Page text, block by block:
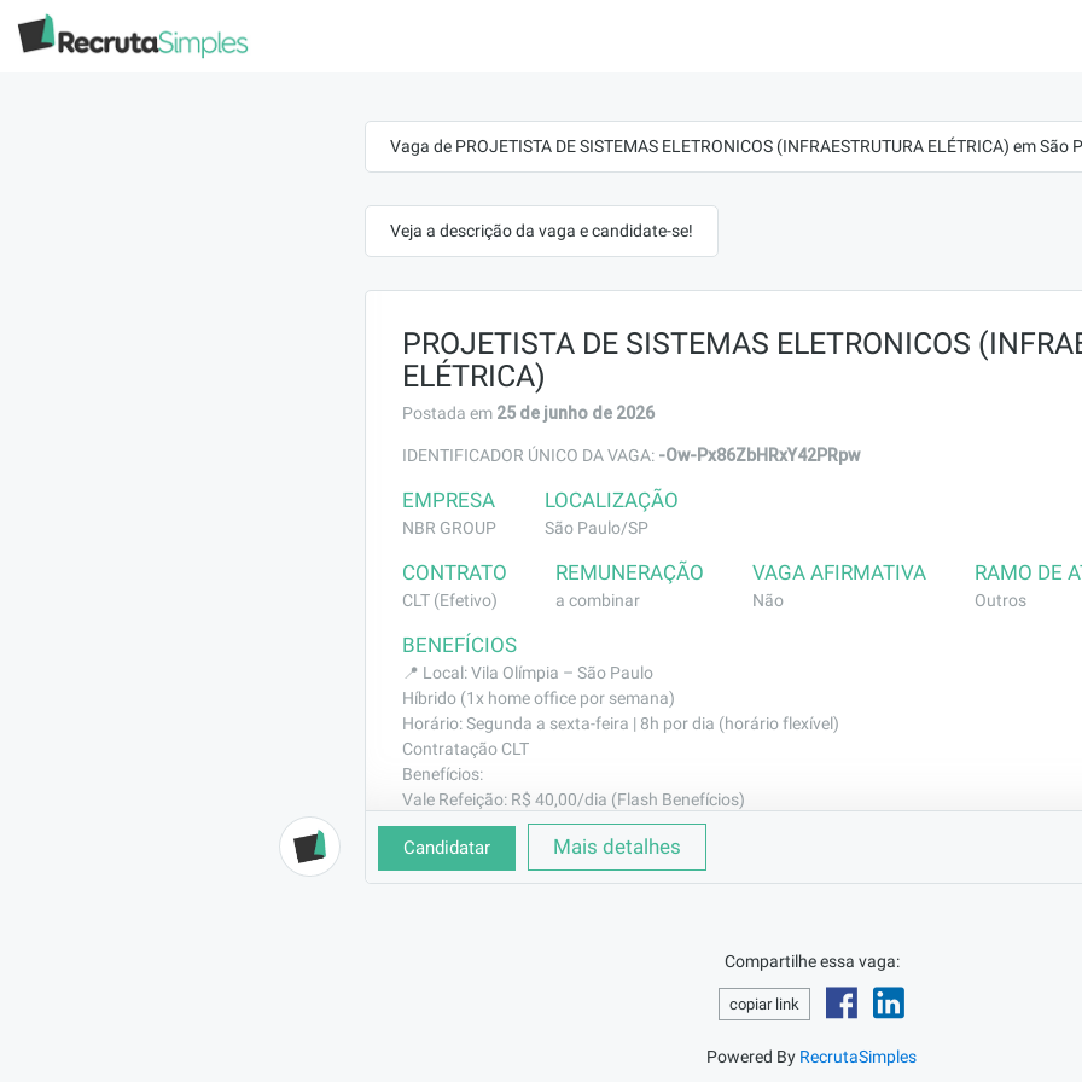
Vaga de PROJETISTA DE SISTEMAS ELETRONICOS (INFRAESTRUTURA ELÉTRICA) em São
Veja a descrição da vaga e candidate-se!
PROJETISTA DE SISTEMAS ELETRONICOS
ELÉTRICA)
Postada em 25 de junho de 2026
IDENTIFICADOR ÚNICO DA VAGA: -Ow-Px86ZbHRxY42PRpw
EMPRESA
NBR GROUP
LOCALIZAÇÃO
São Paulo/SP
CONTRATO
CLT (Efetivo)
REMUNERAÇÃO
a combinar
VAGA AFIRMATIVA
Não
RAMO DE
Outros
BENEFÍCIOS
📍 Local: Vila Olímpia – São Paulo
Híbrido (1x home office por semana)
Horário: Segunda a sexta-feira | 8h por dia (horário flexível)
Contratação CLT
Benefícios:
Vale Refeição: R$ 40,00/dia (Flash Benefícios)
Vale Transporte (Flash Benefícios)
Convênio médico e odontológico (SulAmérica)
Seguro de vida
Candidatar Mais detalhes
Compartilhe essa vaga:
copiar link
Powered By RecrutaSimples